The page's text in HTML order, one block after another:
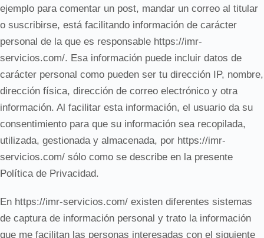
ejemplo para comentar un post, mandar un correo al titular
o suscribirse, está facilitando información de carácter
personal de la que es responsable https://imr-
servicios.com/. Esa información puede incluir datos de
carácter personal como pueden ser tu dirección IP, nombre,
dirección física, dirección de correo electrónico y otra
información. Al facilitar esta información, el usuario da su
consentimiento para que su información sea recopilada,
utilizada, gestionada y almacenada, por https://imr-
servicios.com/ sólo como se describe en la presente
Política de Privacidad.
En https://imr-servicios.com/ existen diferentes sistemas
de captura de información personal y trato la información
que me facilitan las personas interesadas con el siguiente